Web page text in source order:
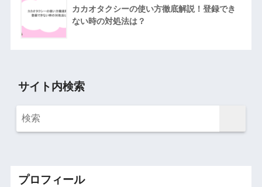
カカオタクシーの使い方徹底解説！登録でき
ない時の対処法は？
サイト内検索
プロフィール